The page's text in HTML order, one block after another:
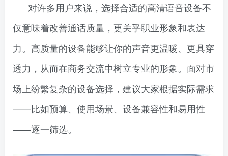
对许多用户来说，选择合适的高清语音设备不
仅意味着改善通话质量，更关乎职业形象和表达
力。高质量的设备能够让你的声音更温暖、更具穿
透力，从而在商务交流中树立专业的形象。面对市
场上纷繁复杂的设备选择，建议大家根据实际需求
——比如预算、使用场景、设备兼容性和易用性
——逐一筛选。